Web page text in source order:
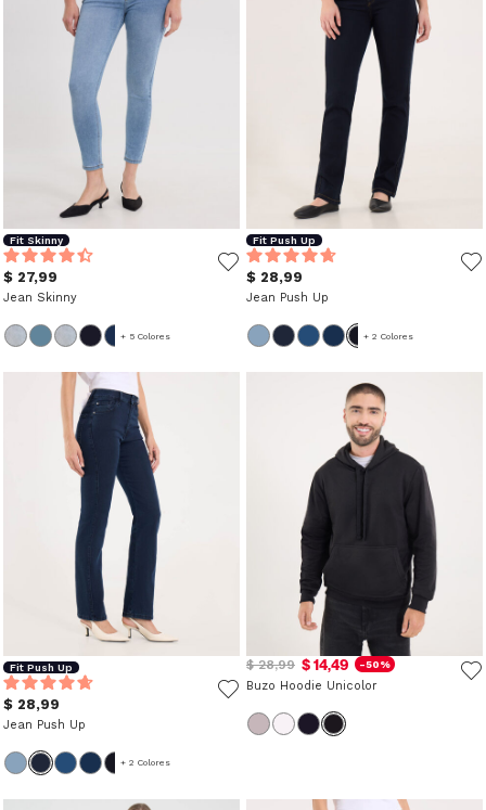
Fit Skinny
$ 27,99
Jean Skinny
+ 5 Colores
Fit Push Up
$ 28,99
Jean Push Up
+ 2 Colores
Fit Push Up
$ 28,99
Jean Push Up
+ 2 Colores
$ 28,99 $ 14,49 -50%
Buzo Hoodie Unicolor